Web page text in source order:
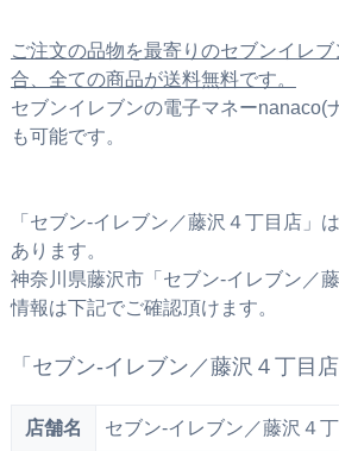
ご注文の品物を最寄りのセブンイレ
合、全ての商品が送料無料です。
セブンイレブンの電子マネーnanaco(
も可能です。
「セブン‐イレブン／藤沢４丁目店」
あります。
神奈川県藤沢市「セブン‐イレブン／
情報は下記でご確認頂けます。
「セブン‐イレブン／藤沢４丁目
店舗名 セブン‐イレブン／藤沢４